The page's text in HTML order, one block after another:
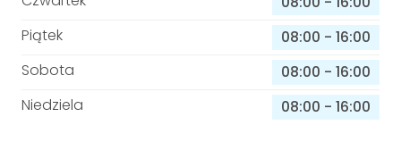
Piątek
08:00 - 16:00
Sobota
08:00 - 16:00
Niedziela
08:00 - 16:00